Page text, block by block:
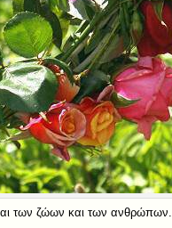
των ζώων και των ανθρώπων.